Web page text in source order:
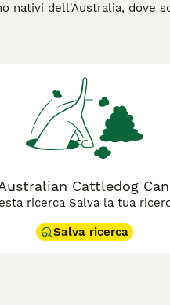
nativi dell'Australia, dove
solo in Australia, ma
Cattledog
ricerca Salva la tua
Salva ricerca